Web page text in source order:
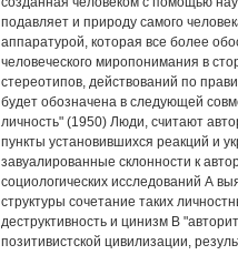
подавляет и природу самого
аппаратурой, которая все более
человеческого миропонимания в
стереотипов, действований по
будет обозначена в следующей
личность" (1950) Люди, считают
пункты установившихся реакций и
завуалированные склонности к
социологических исследований А
структуры сочетание таких
деструктивность и цинизм В
позитивистской цивилизации,